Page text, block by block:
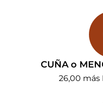
CUÑA o
26,00 más